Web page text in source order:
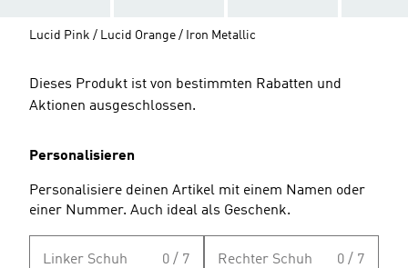
Lucid Pink / Lucid Orange / Iron Metallic
Dieses Produkt ist von bestimmten Rabatten und
Aktionen ausgeschlossen.
Personalisieren
Personalisiere deinen Artikel mit einem Namen oder
einer Nummer. Auch ideal als Geschenk.
Linker Schuh 0 / 7 Rechter Schuh 0 / 7